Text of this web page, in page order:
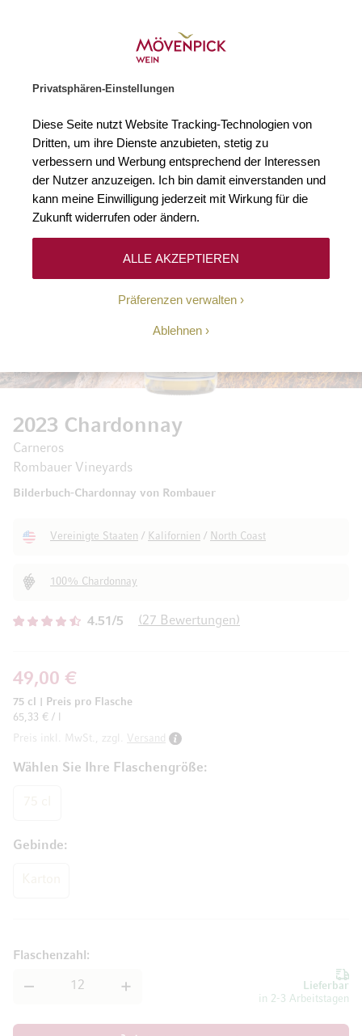
Privatsphären-Einstellungen
Diese Seite nutzt Website Tracking-Technologien von
Dritten, um ihre Dienste anzubieten, stetig zu
verbessern und Werbung entsprechend der Interessen
der Nutzer anzuzeigen. Ich bin damit einverstanden und
kann meine Einwilligung jederzeit mit Wirkung für die
Zukunft widerrufen oder ändern.
Präferenzen verwalten
Ablehnen
ALLE AKZEPTIEREN
4.51/5 27 Bewertungen
2023 Chardonnay
Carneros
Rombauer Vineyards
Bilderbuch-Chardonnay von Rombauer
Vereinigte Staaten / Kalifornien / North Coast
100% Chardonnay
Wählen Sie Ihre Flaschengröße
Gebinde
49,00 €
75 cl
Preis pro Flasche
65,33 € / l
Preis inkl. MwSt., zzgl.
Versand
Lieferbar
in 2-3 Arbeitstagen
Flaschenzahl
Zum Ende der Bildgalerie springen
Zum Anfang der